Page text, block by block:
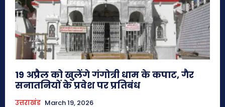
19 अप्रैल को खुलेंगे गंगोत्री धाम के कपाट, गैर
सनातनियों के प्रवेश पर प्रतिबंध
उत्तराखंड March 19, 2026